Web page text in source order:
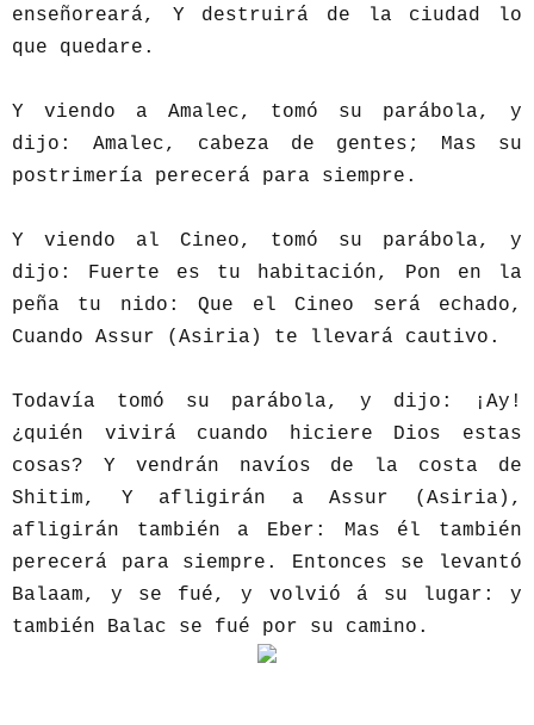
enseñoreará, Y destruirá de la ciudad lo
que quedare.
Y viendo a Amalec, tomó su parábola, y
dijo: Amalec, cabeza de gentes; Mas su
postrimería perecerá para siempre.
Y viendo al Cineo, tomó su parábola, y
dijo: Fuerte es tu habitación, Pon en la
peña tu nido: Que el Cineo será echado,
Cuando Assur (Asiria) te llevará cautivo.
Todavía tomó su parábola, y dijo: ¡Ay!
¿quién vivirá cuando hiciere Dios estas
cosas? Y vendrán navíos de la costa de
Shitim, Y afligirán a Assur (Asiria),
afligirán también a Eber: Mas él también
perecerá para siempre. Entonces se levantó
Balaam, y se fué, y volvió á su lugar: y
también Balac se fué por su camino.